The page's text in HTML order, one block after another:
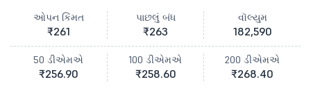
ઓપન કિંમત
₹261
પાછલું બંધ
₹263
વૉલ્યુમ
182,590
50 ડીએમએ
₹256.90
100 ડીએમએ
₹258.60
200 ડીએમએ
₹268.40